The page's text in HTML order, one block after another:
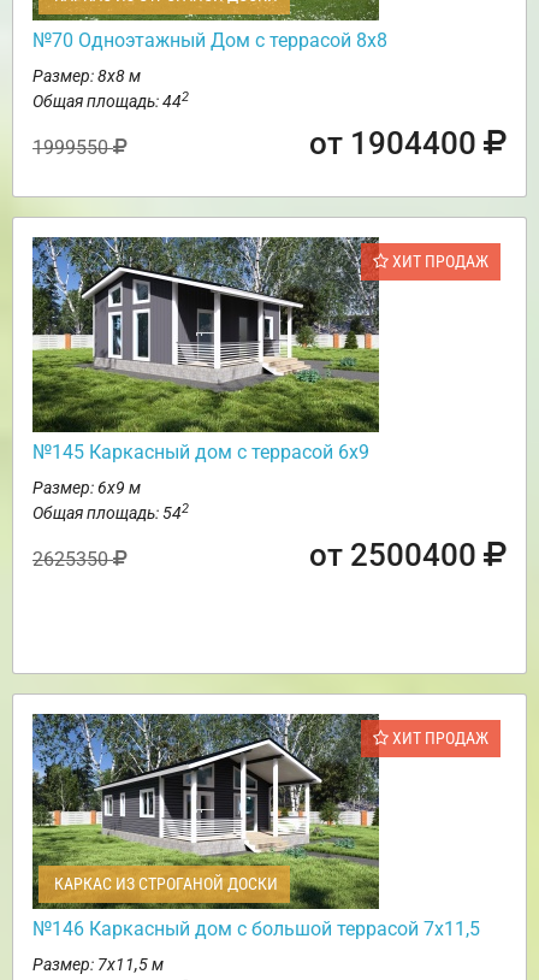
№70 Одноэтажный Дом с террасой 8х8
Размер: 8х8 м
Общая площадь: 442
1999550 от 1904400
ХИТ ПРОДАЖ
№145 Каркасный дом с террасой 6х9
Размер: 6х9 м
Общая площадь: 542
2625350 от 2500400
ХИТ ПРОДАЖ
КАРКАС ИЗ СТРОГАНОЙ ДОСКИ
№146 Каркасный дом с большой террасой 7х11,5
Размер: 7х11,5 м